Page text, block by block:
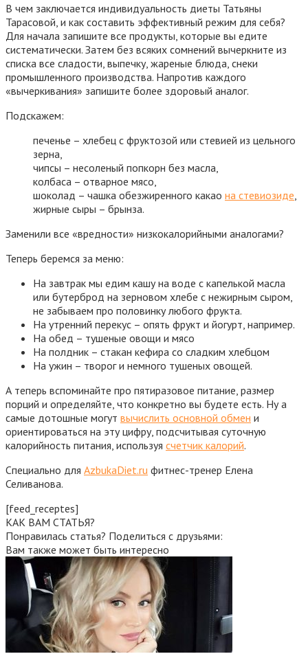
В чем заключается индивидуальность диеты Татьяны
Тарасовой , и как составить эффективный режим для себя?
Для начала запишите все продукты, которые вы едите
систематически. Затем без всяких сомнений вычеркните из
списка все сладости, выпечку, жареные блюда, снеки
промышленного производства. Напротив каждого
«вычеркивания» запишите более здоровый аналог.
Подскажем:
печенье – хлебец с фруктозой или стевией из цельного
зерна,
чипсы – несоленый попкорн без масла,
колбаса – отварное мясо,
шоколад – чашка обезжиренного какао на стевиозиде
жирные сыры – брынза.
Заменили все «вредности» низкокалорийными аналогами?
Теперь беремся за меню:
На завтрак мы едим кашу на воде с капелькой масла
или бутерброд на зерновом хлебе с нежирным сыром,
не забываем про половинку любого фрукта.
На утренний перекус – опять фрукт и йогурт, например.
На обед – тушеные овощи и мясо
На полдник – стакан кефира со сладким хлебцом
На ужин – творог и немного тушеных овощей.
А теперь вспоминайте про пятиразовое питание, размер
порций и определяйте, что конкретно вы будете есть. Ну а
самые дотошные могут вычислить основной обмен и
ориентироваться на эту цифру, подсчитывая суточную
калорийность питания, используя счетчик калорий.
Специально для AzbukaDiet.ru фитнес-тренер Елена
Селиванова.
[feed_receptes]
КАК ВАМ СТАТЬЯ?
Понравилась статья? Поделиться с друзьями:
Вам также может быть интересно